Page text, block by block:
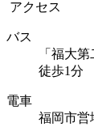
アクセス
バス
「福大
徒歩1分
電車
福岡市営